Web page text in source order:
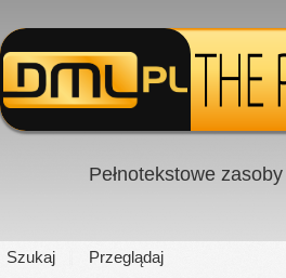
Pełnotekstowe
Szukaj Przeglądaj